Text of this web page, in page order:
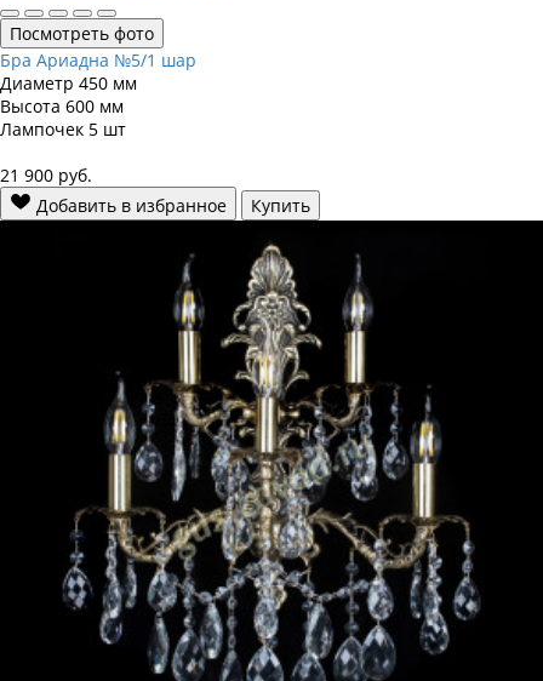
Посмотреть фото
Бра Ариадна №5/1 шар
Диаметр 450 мм
Высота 600 мм
Лампочек 5 шт
21 900 руб.
Добавить в избранное
Купить